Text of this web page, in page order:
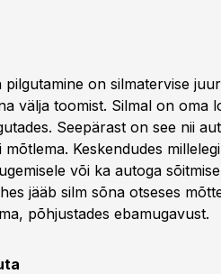
on silmatervise
välja toomist. Silmal on oma
Seepärast on see nii
Keskendudes
või ka autoga
jääb silm sõna otseses
põhjustades ebamugavust.